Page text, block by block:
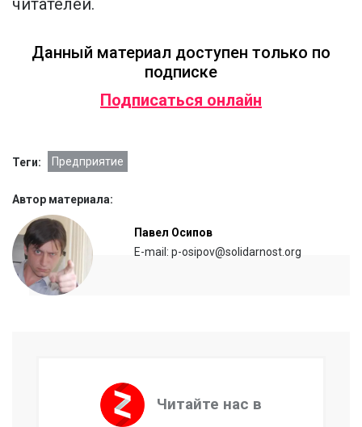
читателей.
Данный материал доступен только по
подписке
Подписаться онлайн
Теги: Предприятие
Автор материала:
Павел Осипов
E-mail: p-osipov@solidarnost.org
Читайте нас в